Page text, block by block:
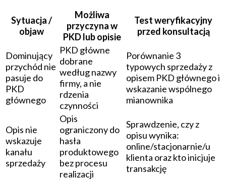
Sytuacja /
objaw
Możliwa
przyczyna w
PKD lub opisie
Test weryfikacyjny
przed konsultacją
Dominujący
przychód nie
pasuje do
PKD
głównego
PKD główne
dobrane
według nazwy
firmy, a nie
rdzenia
czynności
Porównanie 3
typowych sprzedaży z
opisem PKD głównego i
wskazanie wspólnego
mianownika
Opis nie
wskazuje
kanału
sprzedaży
Opis
ograniczony do
hasła
produktowego
bez procesu
realizacji
Sprawdzenie, czy z
opisu wynika:
online/stacjonarnie/u
klienta oraz kto inicjuje
transakcję